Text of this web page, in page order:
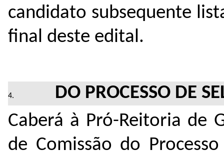
candidato subsequente
final deste edital.
DO PROCESSO DE
Caberá à Pró-Reitoria de
de Comissão do